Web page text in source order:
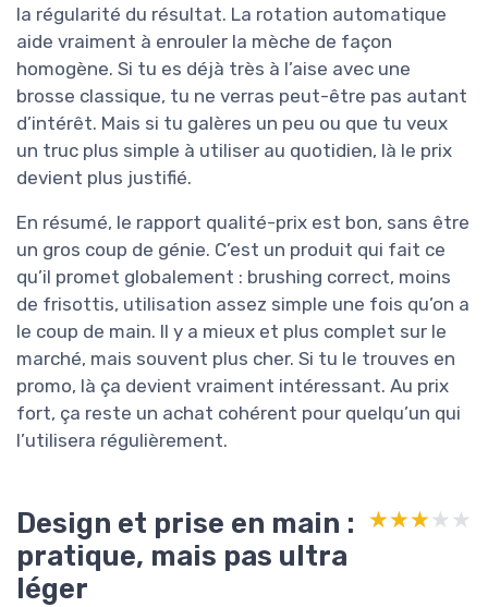
la régularité du résultat. La rotation automatique
aide vraiment à enrouler la mèche de façon
homogène. Si tu es déjà très à l’aise avec une
brosse classique, tu ne verras peut-être pas autant
d’intérêt. Mais si tu galères un peu ou que tu veux
un truc plus simple à utiliser au quotidien, là le prix
devient plus justifié.
En résumé, le rapport qualité-prix est bon, sans être
un gros coup de génie. C’est un produit qui fait ce
qu’il promet globalement : brushing correct, moins
de frisottis, utilisation assez simple une fois qu’on a
le coup de main. Il y a mieux et plus complet sur le
marché, mais souvent plus cher. Si tu le trouves en
promo, là ça devient vraiment intéressant. Au prix
fort, ça reste un achat cohérent pour quelqu’un qui
l’utilisera régulièrement.
Design et prise en main :
pratique, mais pas ultra
léger
★★★★★
★★★★★